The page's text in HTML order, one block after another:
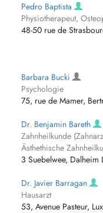
Pedro Baptista
Physiotherapeut,
48-50 rue de
Barbara Bucki
Psychologie
75, rue de Mamer,
Dr. Benjamin Bareth
Zahnheilkunde
Ästhethische
3 Suebelwee, Dalheim
Dr. Javier Barragan
Hausarzt
53, Avenue Pasteur,